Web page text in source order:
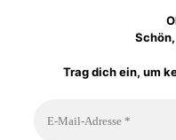
Trag dich ein, um